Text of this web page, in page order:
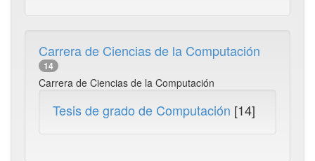
Carrera de Ciencias de la Computación
14
Carrera de Ciencias de la Computación
Tesis de grado de Computación [14]